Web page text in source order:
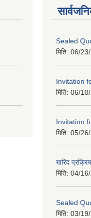
Sealed
मिति: 06/
Invitation
मिति: 06/
Invitation
मिति: 05/
खरिद
मिति: 04/
Sealed
मिति: 03/